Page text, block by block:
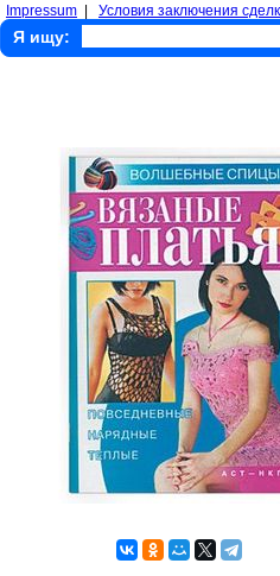
Impressum Условия заключения
Я ищу: